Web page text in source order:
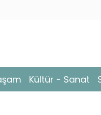
Kültür - Sanat